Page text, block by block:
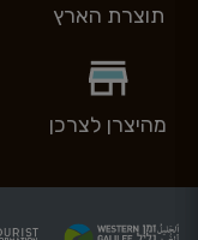
תוצרת הארץ
מהיצרן לצרכן